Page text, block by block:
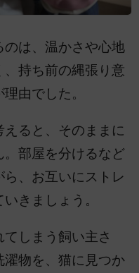
は、温かさや心地
持ち前の縄張り意
由でした。
ると、そのままに
。部屋を分けるなど
、お互いにストレ
きましょう。
しまう飼い主さ
濯物を、猫に見つか